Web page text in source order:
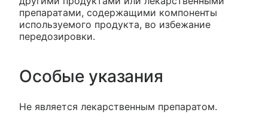
препаратами, содержащими компоненты
используемого продукта, во избежание
передозировки.
Особые указания
Не является лекарственным препаратом.